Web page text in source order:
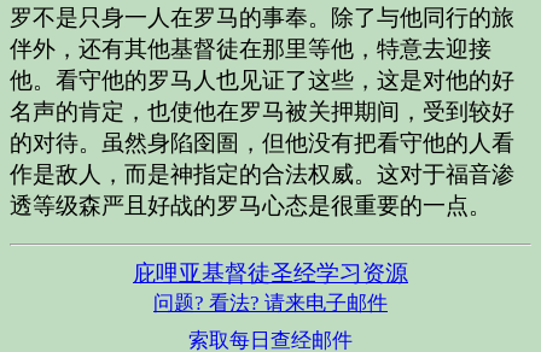
罗不是只身一人在罗马的事奉。除了与他同行的旅
伴外，还有其他基督徒在那里等他，特意去迎接
他。看守他的罗马人也见证了这些，这是对他的好
名声的肯定，也使他在罗马被关押期间，受到较好
的对待。虽然身陷囹圄，但他没有把看守他的人看
作是敌人，而是神指定的合法权威。这对于福音渗
透等级森严且好战的罗马心态是很重要的一点。
庇哩亚基督徒圣经学习资源
问题? 看法? 请来电子邮件
索取每日查经邮件